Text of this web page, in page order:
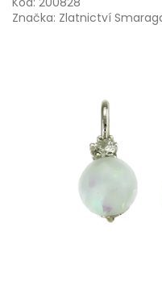
Značka: Zlatnictví